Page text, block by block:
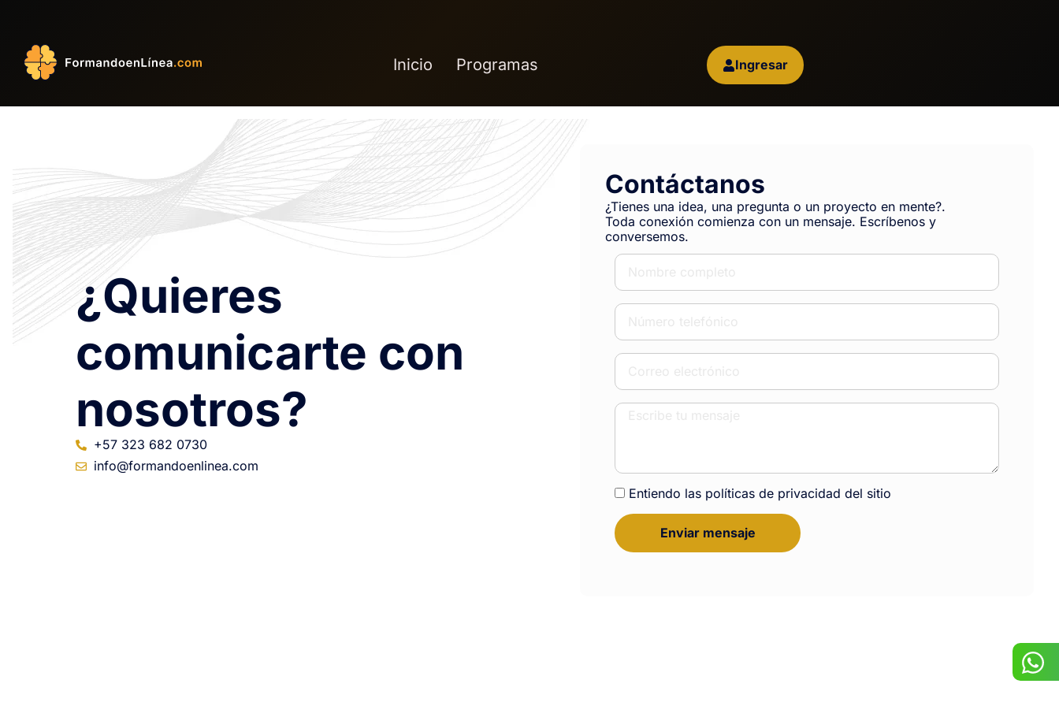
Inicio Programas Ingresar
¿Quieres
comunicarte con
nosotros?
+57 323 682 0730
info@formandoenlinea.com
Contáctanos
¿Tienes una idea, una pregunta o un proyecto en mente?.
Toda conexión comienza con un mensaje. Escríbenos y
conversemos.
Entiendo las políticas de privacidad del sitio
Enviar mensaje